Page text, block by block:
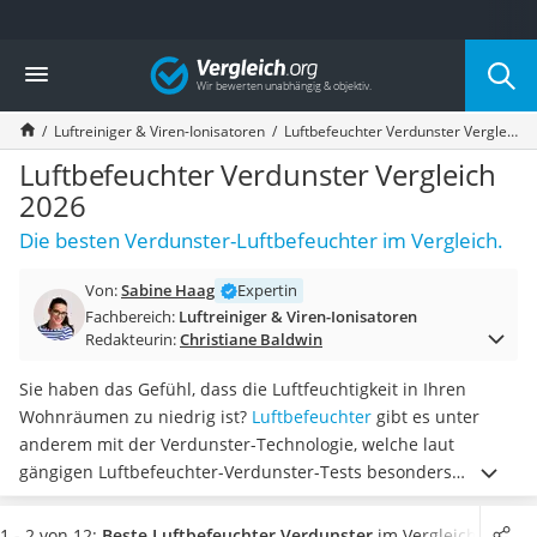
Die beliebtesten Vergleiche nach Kategorie
Wohnen
Matratzen-Topper
Matratzen
Konferenzlautsprecher
Tageslichtlampe
Badlüfter
Ergonomischer Bürostuhl
Außenleuchte mit Kamera
Ozongeneratoren
Konferenzmikrofon
Klappmatratze
Duschkopf mit Kalkfilter
Aktenvernichter Sicherheitsstufe 4
Bettgitter
Vergleich
Luftreiniger & Viren-Ionisatoren Luftbefeuchter Verdunster Vergleich 2026
Luftbefeuchter Verdunster Vergleich
2026
Die besten Verdunster-Luftbefeuchter im Vergleich.
Von:Sabine Haag
Expertin
Fachbereich: Luftreiniger & Viren-Ionisatoren
Redakteurin:Christiane Baldwin
Sie haben das Gefühl, dass die Luftfeuchtigkeit in Ihren
Wohnräumen zu niedrig ist? Luftbefeuchter gibt es unter
anderem mit der Verdunster-Technologie, welche laut
gängigen Luftbefeuchter-Verdunster-Tests besonders
leistungsfähig ist und dieLuftqualität in Ihren Wohn- und
Schlafräumen vor allem im Winter enorm erhöht. Wählen Sie